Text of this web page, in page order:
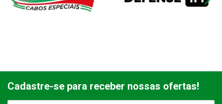
Cadastre-se para receber nossas ofertas!